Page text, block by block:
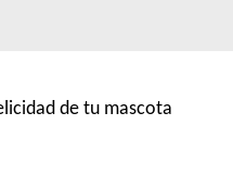
de tu mascota